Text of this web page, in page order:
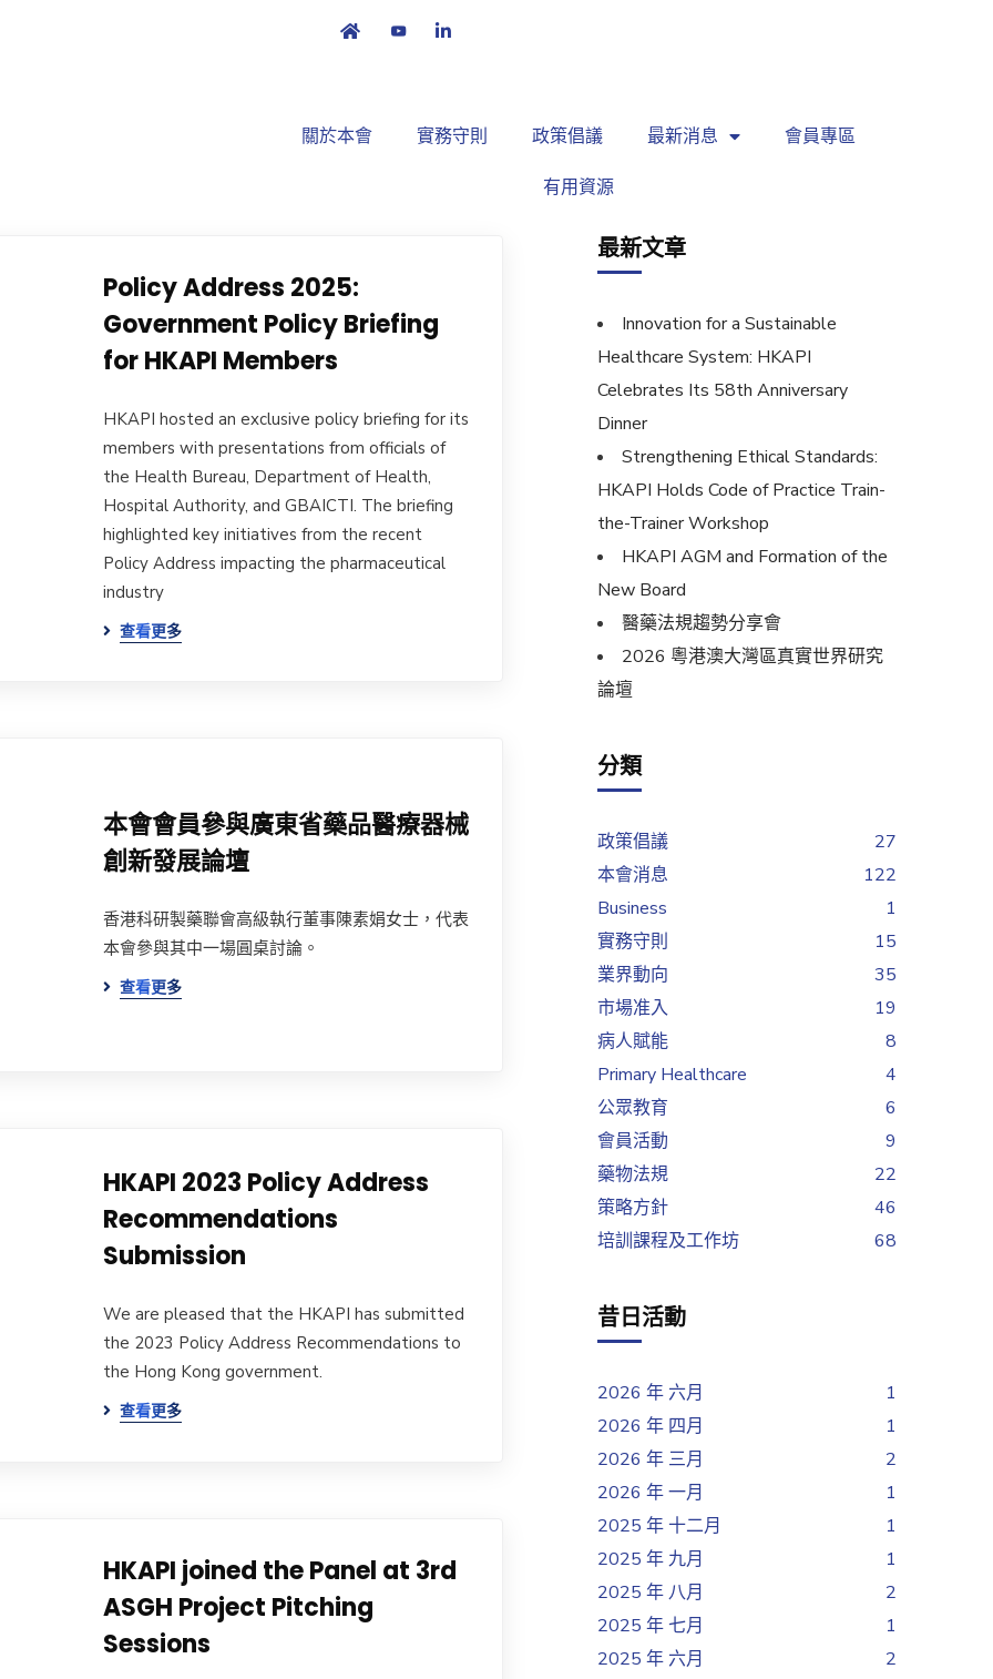
關於本會 實務守則 政策倡議 最新消息 會員專區
有用資源
Policy Address 2025:
Government Policy Briefing
for HKAPI Members
HKAPI hosted an exclusive policy briefing for its
members with presentations from officials of
the Health Bureau, Department of Health,
Hospital Authority, and GBAICTI. The briefing
highlighted key initiatives from the recent
Policy Address impacting the pharmaceutical
industry
查看更多
本會會員參與廣東省藥品醫療器械
創新發展論壇
香港科研製藥聯會高級執行董事陳素娟女士，代表
本會參與其中一場圓桌討論。
查看更多
HKAPI 2023 Policy Address
Recommendations
Submission
We are pleased that the HKAPI has submitted
the 2023 Policy Address Recommendations to
the Hong Kong government.
查看更多
HKAPI joined the Panel at 3rd
ASGH Project Pitching
Sessions
最新文章
Innovation for a Sustainable
Healthcare System: HKAPI
Celebrates Its 58th Anniversary
Dinner
Strengthening Ethical Standards:
HKAPI Holds Code of Practice Train-
the-Trainer Workshop
HKAPI AGM and Formation of the
New Board
醫藥法規趨勢分享會
2026 粵港澳大灣區真實世界研究
論壇
分類
政策倡議
27
本會消息
122
Business
1
實務守則
15
業界動向
35
市場准入
19
病人賦能
8
Primary Healthcare
4
公眾教育
6
會員活動
9
藥物法規
22
策略方針
46
培訓課程及工作坊
68
昔日活動
2026 年 六月
1
2026 年 四月
1
2026 年 三月
2
2026 年 一月
1
2025 年 十二月
1
2025 年 九月
1
2025 年 八月
2
2025 年 七月
1
2025 年 六月
2